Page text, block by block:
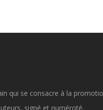
qui se consacre à la
signé et numéroté.